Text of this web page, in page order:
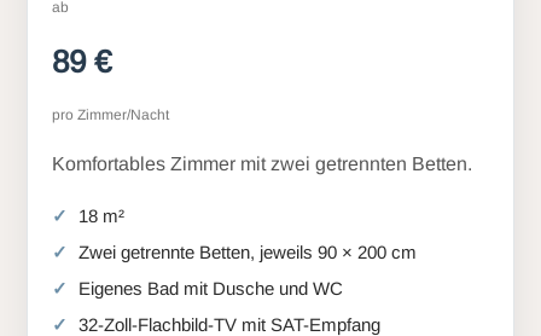
ab
89 €
pro Zimmer/Nacht
Komfortables Zimmer mit zwei getrennten Betten.
18 m²
Zwei getrennte Betten, jeweils 90 × 200 cm
Eigenes Bad mit Dusche und WC
32-Zoll-Flachbild-TV mit SAT-Empfang